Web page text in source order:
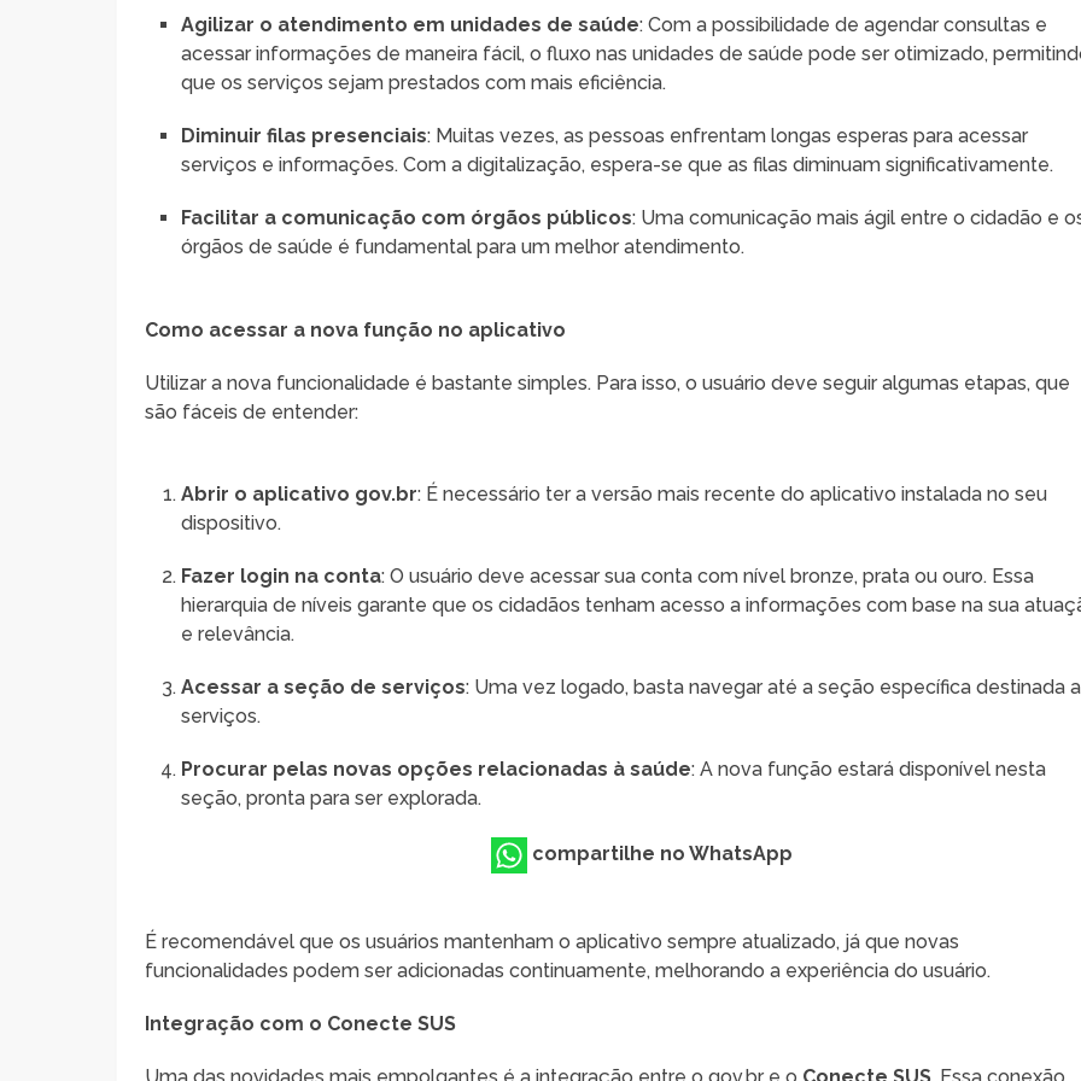
Agilizar o atendimento em unidades de saúde: Com a possibilidade de agendar consultas e
acessar informações de maneira fácil, o fluxo nas unidades de saúde pode ser otimizado,
que os serviços sejam prestados com mais eficiência.
Diminuir filas presenciais: Muitas vezes, as pessoas enfrentam longas esperas para acessar
serviços e informações. Com a digitalização, espera-se que as filas diminuam significativamente.
Facilitar a comunicação com órgãos públicos: Uma comunicação mais ágil entre o cidadão e
órgãos de saúde é fundamental para um melhor atendimento.
Como acessar a nova função no aplicativo
Utilizar a nova funcionalidade é bastante simples. Para isso, o usuário deve seguir algumas etapas, que
são fáceis de entender:
Abrir o aplicativo gov.br: É necessário ter a versão mais recente do aplicativo instalada no seu
dispositivo.
Fazer login na conta: O usuário deve acessar sua conta com nível bronze, prata ou ouro. Essa
hierarquia de níveis garante que os cidadãos tenham acesso a informações com base na sua
e relevância.
Acessar a seção de serviços: Uma vez logado, basta navegar até a seção específica destinada a
serviços.
Procurar pelas novas opções relacionadas à saúde: A nova função estará disponível nesta
seção, pronta para ser explorada.
compartilhe no WhatsApp
É recomendável que os usuários mantenham o aplicativo sempre atualizado, já que novas
funcionalidades podem ser adicionadas continuamente, melhorando a experiência do usuário.
Integração com o Conecte SUS